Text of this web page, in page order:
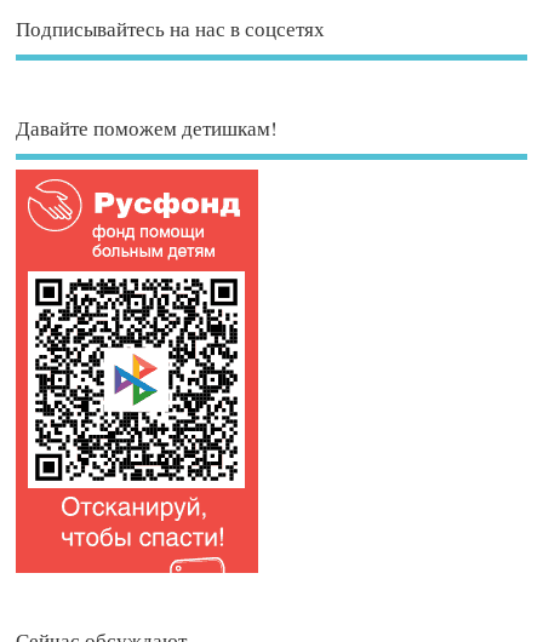
Подписывайтесь на нас в соцсетях
Давайте поможем детишкам!